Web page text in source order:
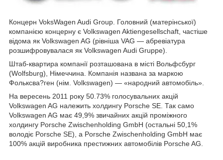
Концерн VoksWagen Audi Group. Головний (матерінської)
компанією концерну є Volkswagen Aktiengesellschaft, частіше
відома як Volkswagen AG (рівніша VAG — абревіатура
розшифровувалася як Volkswagen Audi Gruppe).
Штаб-квартира компанії розташована в місті Вольфсбург
(Wolfsburg), Німеччина. Компанія названа за маркою
Фольксва?ген (нім. Volkswagen) — «народний автомобіль».
На вересень 2011 року 50.73% голосувальних акцій
Volkswagen AG належить холдингу Porsche SE. Так само
Volkswagen AG має 49,9% звичайних акцій проміжного
холдингу Porsche Zwischenholding GmbH (остальні 50,1%
володіє Porsche SE), а Porsche Zwischenholding GmbH має
100% акцій виробника престижних автомобілів Porsche AG.